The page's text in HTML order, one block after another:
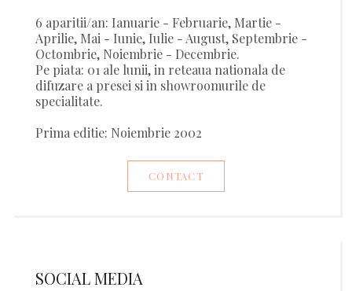
6 aparitii/an: Ianuarie - Februarie, Martie -
Aprilie, Mai - Iunie, Iulie - August, Septembrie -
Octombrie, Noiembrie - Decembrie.
Pe piata: 01 ale lunii, in reteaua nationala de
difuzare a presei si in showroomurile de
specialitate.
Prima editie: Noiembrie 2002
CONTACT
SOCIAL MEDIA